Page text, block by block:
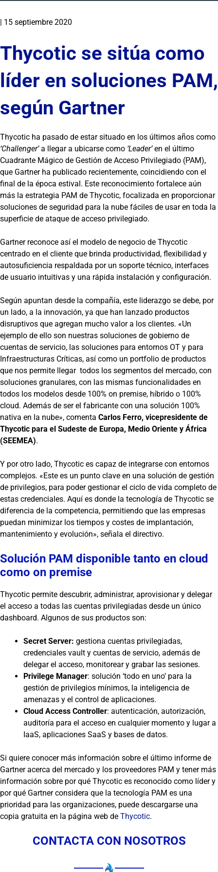
| 15 septiembre 2020
Thycotic se sitúa como
líder en soluciones PAM,
según Gartner
Thycotic ha pasado de estar situado en los últimos años como
‘Challenger’a llegar a ubicarse como ‘Leader’en el último
Cuadrante Mágico de Gestión de Acceso Privilegiado (PAM),
que Gartner ha publicado recientemente, coincidiendo con el
final de la época estival. Este reconocimiento fortalece aún
más la estrategia PAM de Thycotic, focalizada en proporcionar
soluciones de seguridad para la nube fáciles de usar en toda la
superficie de ataque de acceso privilegiado.
Gartner reconoce así el modelo de negocio de Thycotic
centrado en el cliente que brinda productividad, flexibilidad y
autosuficiencia respaldada por un soporte técnico, interfaces
de usuario intuitivas y una rápida instalación y configuración.
Según apuntan desde la compañía, este liderazgo se debe, por
un lado, a la innovación, ya que han lanzado productos
disruptivos que agregan mucho valor a los clientes. «Un
ejemplo de ello son nuestras soluciones de gobierno de
cuentas de servicio, las soluciones para entornos OT y para
Infraestructuras Críticas, así como un portfolio de productos
que nos permite llegar todos los segmentos del mercado, con
soluciones granulares, con las mismas funcionalidades en
todos los modelos desde 100% on premise, híbrido o 100%
cloud. Además de ser el fabricante con una solución 100%
nativa en la nube», comenta Carlos Ferro, vicepresidente de
Thycotic para el Sudeste de Europa, Medio Oriente y África
(SEEMEA).
Y por otro lado, Thycotic es capaz de integrarse con entornos
complejos. «Este es un punto clave en una solución de gestión
de privilegios, para poder gestionar el ciclo de vida completo de
estas credenciales. Aquí es donde la tecnología de Thycotic se
diferencia de la competencia, permitiendo que las empresas
puedan minimizar los tiempos y costes de implantación,
mantenimiento y evolución», señala el directivo.
Solución PAM disponible tanto en cloud
como on premise
Thycotic permite descubrir, administrar, aprovisionar y delegar
el acceso a todas las cuentas privilegiadas desde un único
dashboard. Algunos de sus productos son:
Secret Server: gestiona cuentas privilegiadas,
credenciales vault y cuentas de servicio, además de
delegar el acceso, monitorear y grabar las sesiones.
Privilege Manager: solución ‘todo en uno’ para la
gestión de privilegios mínimos, la inteligencia de
amenazas y el control de aplicaciones.
Cloud Access Controller: autenticación, autorización,
auditoría para el acceso en cualquier momento y lugar a
IaaS, aplicaciones SaaS y bases de datos.
Si quiere conocer más información sobre el último informe de
Gartner acerca del mercado y los proveedores PAM y tener más
información sobre por qué Thycotic es reconocido como líder y
por qué Gartner considera que la tecnología PAM es una
prioridad para las organizaciones, puede descargarse una
copia gratuita en la página web de Thycotic.
CONTACTA CON NOSOTROS